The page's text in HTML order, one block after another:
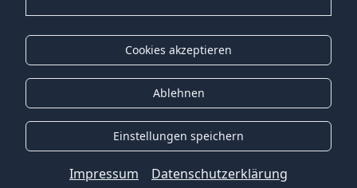
Cookies akzeptieren
Ablehnen
Einstellungen speichern
Impressum Datenschutzerklärung
Datenschutz
Impressum
Kontakt
Gender-Hinweis
© 2026 Onyx Consulting GmbH